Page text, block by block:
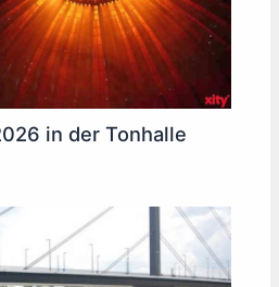
in der Tonhalle